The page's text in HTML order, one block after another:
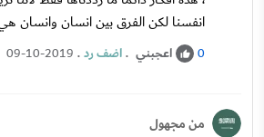
انفسنا لكن الفرق بين انسان وانسان
0 اعجبني .اضف رد.
09-10-2019
من مجهول